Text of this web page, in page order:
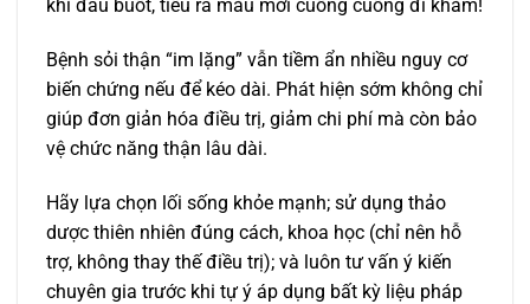
khi đau buốt, tiểu ra máu mới cuống cuồng đi khám!
Bệnh sỏi thận “im lặng” vẫn tiềm ẩn nhiều nguy cơ
biến chứng nếu để kéo dài. Phát hiện sớm không chỉ
giúp đơn giản hóa điều trị, giảm chi phí mà còn bảo
vệ chức năng thận lâu dài.
Hãy lựa chọn lối sống khỏe mạnh; sử dụng thảo
dược thiên nhiên đúng cách, khoa học (chỉ nên hỗ
trợ, không thay thế điều trị); và luôn tư vấn ý kiến
chuyên gia trước khi tự ý áp dụng bất kỳ liệu pháp